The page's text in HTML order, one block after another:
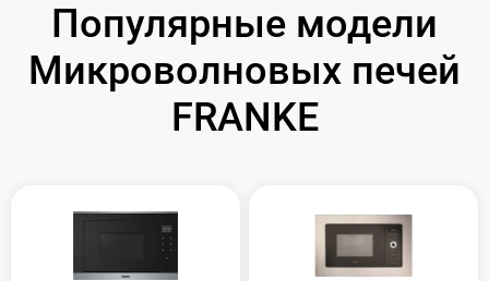
Популярные модели
Микроволновых печей
FRANKE